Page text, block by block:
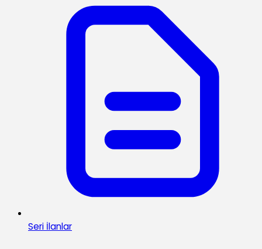
Seri İlanlar